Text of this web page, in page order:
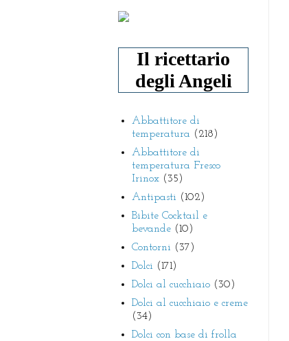
Il ricettario
degli Angeli
Abbattitore di
temperatura (218)
Abbattitore di
temperatura Fresco
Irinox (35)
Antipasti (102)
Bibite Cocktail e
bevande (10)
Contorni (37)
Dolci (171)
Dolci al cucchiaio (30)
Dolci al cucchiaio e creme
(34)
Dolci con base di frolla